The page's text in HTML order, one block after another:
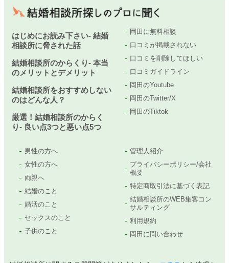
はじめにお読み下さい- 結婚
相談所に脅された話
結婚相談所のからくり- 本当
のメリットとデメリット
結婚相談所をおすすめしない
のはどんな人？
厳選！結婚相談所のからく
り- 良い点3つと悪い点5つ
岡田に無料相談
口コミが掲載されない
口コミを削除してほしい
口コミガイドライン
岡田のYoutube
岡田のTwitter/X
岡田のTiktok
男性の方へ
女性の方へ
両親へ
結婚のこと
婚活のこと
セックスのこと
子供のこと
管理人紹介
プライバシーポリシー/会社
概要
特定商取引法に基づく表記
結婚相談所のWEB集客コン
サルティング
利用規約
岡田に問い合わせ